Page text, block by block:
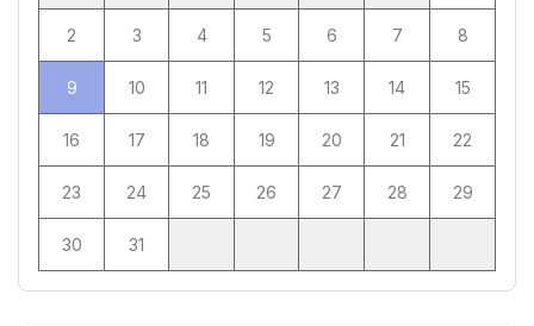
2 3 4 5 6 7 8
9 10 11 12 13 14 15
16 17 18 19 20 21 22
23 24 25 26 27 28 29
30 31